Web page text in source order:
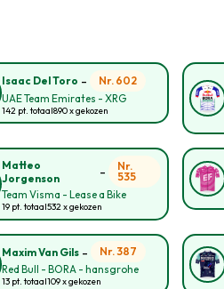
Isaac Del Toro -
Nr. 602
UAE Team Emirates - XRG
142 pt. totaal890 x gekozen
Matteo
Jorgenson
-
Nr.
535
Team Visma - Lease a Bike
19 pt. totaal532 x gekozen
Maxim Van Gils-
Nr. 387
Red Bull - BORA - hansgrohe
13 pt. totaal109 x gekozen